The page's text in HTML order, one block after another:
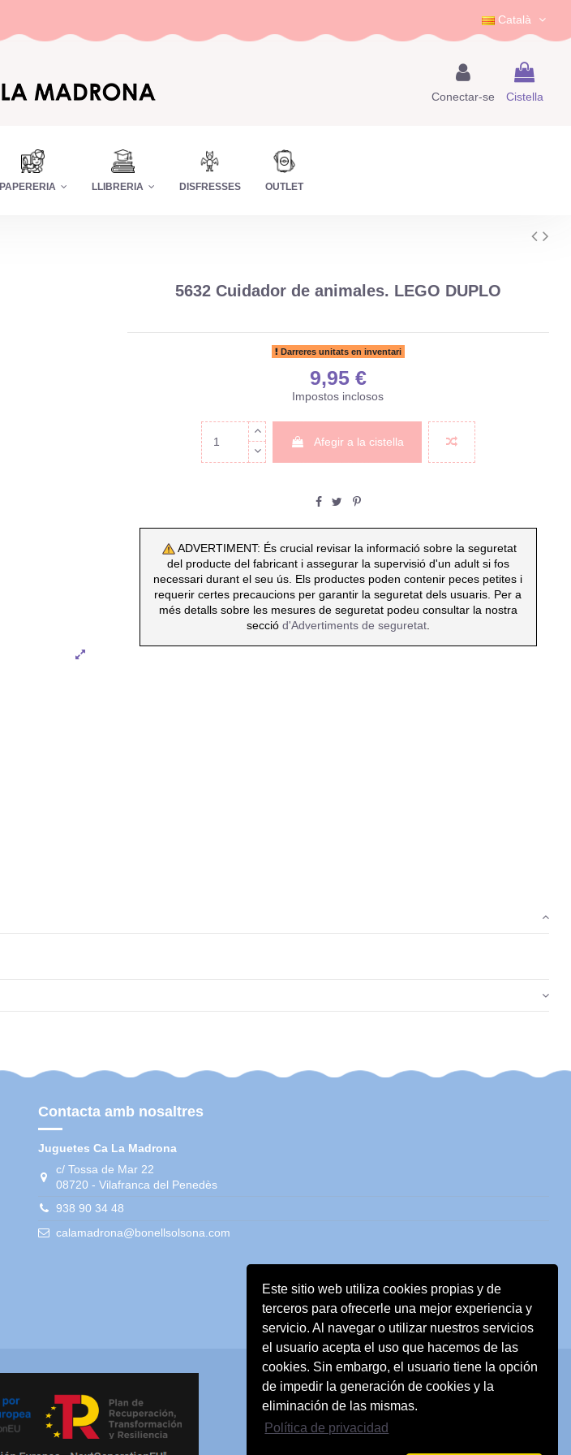
Este sitio web utiliza cookies propias y de
terceros para ofrecerle una mejor experiencia y
servicio. Al navegar o utilizar nuestros servicios
el usuario acepta el uso que hacemos de las
cookies. Sin embargo, el usuario tiene la opción
de impedir la generación de cookies y la
eliminación de las mismas.
Política de privacidad
Català
Conectar-se Cistella
PAPERERIA LLIBRERIA DISFRESSES OUTLET
5632 Cuidador de animales. LEGO DUPLO
Darreres unitats en inventari
9,95 €
Impostos inclosos
Afegir a la cistella
ADVERTIMENT: És crucial revisar la informació sobre la seguretat
del producte del fabricant i assegurar la supervisió d'un adult si fos
necessari durant el seu ús. Els productes poden contenir peces petites i
requerir certes precaucions per garantir la seguretat dels usuaris. Per a
més detalls sobre les mesures de seguretat podeu consultar la nostra
secció d'Advertiments de seguretat.
Contacta amb nosaltres
Juguetes Ca La Madrona
c/ Tossa de Mar 22
08720 - Vilafranca del Penedès
938 90 34 48
calamadrona@bonellsolsona.com